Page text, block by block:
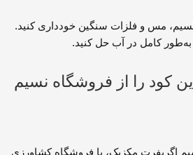
مس و فلزات سنگین خودداری کنید.
کامل در آب حل کنید.
کود را از فروشگاه نسیم
اگریفرت مکزیک، با فروشگاه کشاورزی